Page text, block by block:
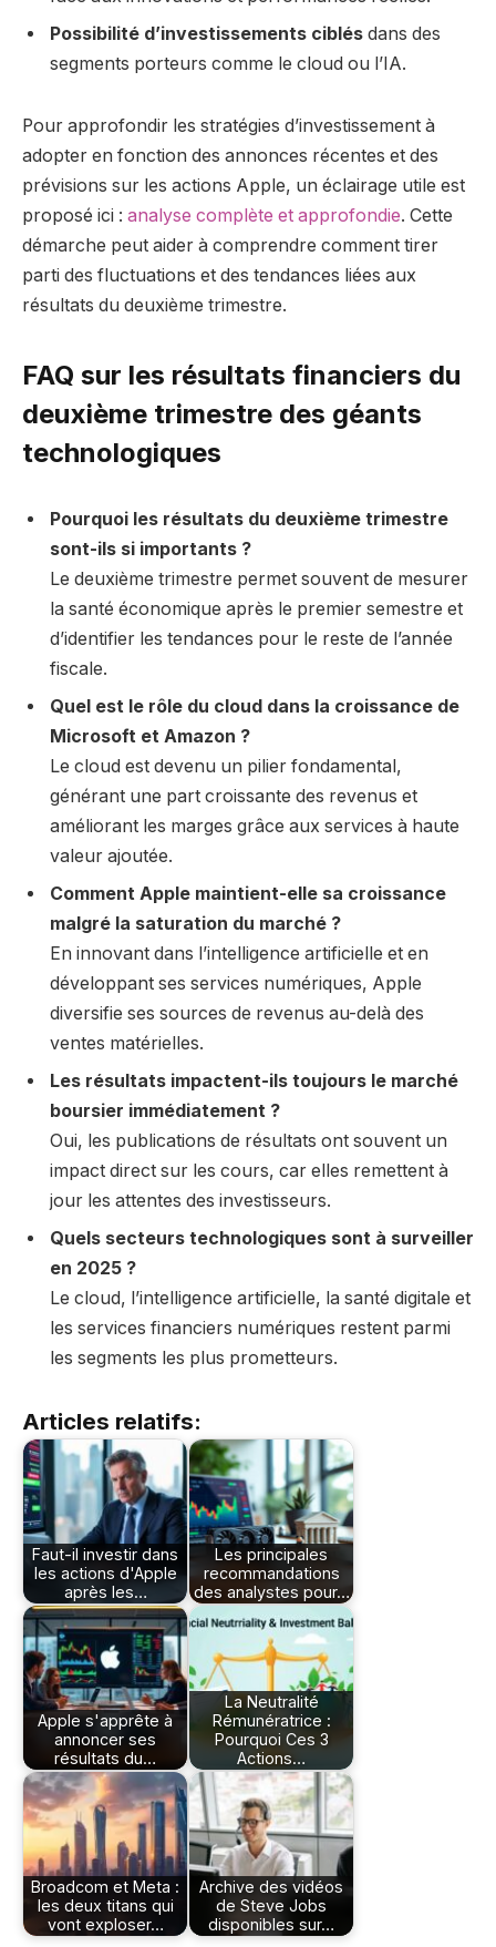
Possibilité d’investissements ciblés dans des
segments porteurs comme le cloud ou l’IA.
Pour approfondir les stratégies d’investissement à
adopter en fonction des annonces récentes et des
prévisions sur les actions Apple, un éclairage utile est
proposé ici : analyse complète et approfondie. Cette
démarche peut aider à comprendre comment tirer
parti des fluctuations et des tendances liées aux
résultats du deuxième trimestre.
FAQ sur les résultats financiers du
deuxième trimestre des géants
technologiques
Pourquoi les résultats du deuxième trimestre
sont-ils si importants ?
Le deuxième trimestre permet souvent de mesurer
la santé économique après le premier semestre et
d’identifier les tendances pour le reste de l’année
fiscale.
Quel est le rôle du cloud dans la croissance de
Microsoft et Amazon ?
Le cloud est devenu un pilier fondamental,
générant une part croissante des revenus et
améliorant les marges grâce aux services à haute
valeur ajoutée.
Comment Apple maintient-elle sa croissance
malgré la saturation du marché ?
En innovant dans l’intelligence artificielle et en
développant ses services numériques, Apple
diversifie ses sources de revenus au-delà des
ventes matérielles.
Les résultats impactent-ils toujours le marché
boursier immédiatement ?
Oui, les publications de résultats ont souvent un
impact direct sur les cours, car elles remettent à
jour les attentes des investisseurs.
Quels secteurs technologiques sont à surveiller
en 2025 ?
Le cloud, l’intelligence artificielle, la santé digitale et
les services financiers numériques restent parmi
les segments les plus prometteurs.
Articles relatifs:
Faut-il investir dans
les actions d'Apple
après les…
Les principales
recommandations
des analystes pour…
Apple s'apprête à
annoncer ses
résultats du…
La Neutralité
Rémunératrice :
Pourquoi Ces 3
Actions…
Broadcom et Meta :
les deux titans qui
vont exploser…
Archive des vidéos
de Steve Jobs
disponibles sur…